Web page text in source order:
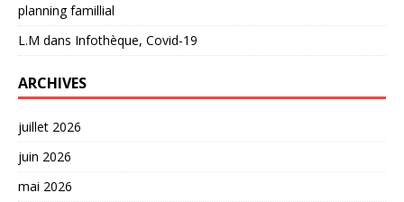
planning famillial
L.M dans Infothèque, Covid-19
ARCHIVES
juillet 2026
juin 2026
mai 2026